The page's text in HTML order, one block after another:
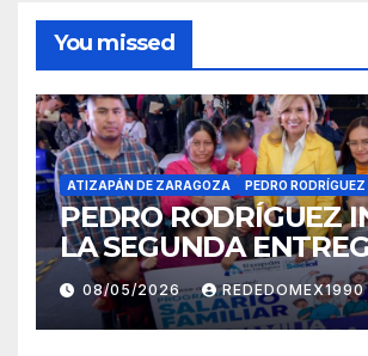
You missed
ATIZAPÁN DE ZARAGOZA PEDRO RODRÍGUEZ
PEDRO RODRÍGUEZ
LA SEGUNDA
PROGRAMA SALARIO
FAMILIAR 2026 EN
DE 20 MIL FAMILIAS
08/05/2026 REDEDOMEX1990